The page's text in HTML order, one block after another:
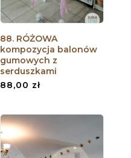
88. RÓŻOWA
kompozycja balonów
gumowych z
serduszkami
88,00 zł